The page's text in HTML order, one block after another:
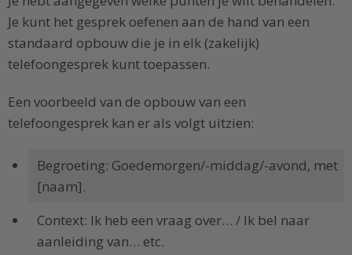
Je kunt het gesprek oefenen aan de hand van een
standaard opbouw die je in elk (zakelijk)
telefoongesprek kunt toepassen.
Een voorbeeld van de opbouw van een
telefoongesprek kan er als volgt uitzien:
Begroeting: Goedemorgen/-middag/-avond, met
[naam].
Context: Ik heb een vraag over… / Ik bel naar
aanleiding van… etc.